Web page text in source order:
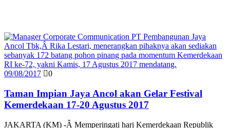
09/08/2017 0
Taman Impian Jaya Ancol akan Gelar Festival
Kemerdekaan 17-20 Agustus 2017
JAKARTA (KM) -Â Memperingati hari Kemerdekaan Republik